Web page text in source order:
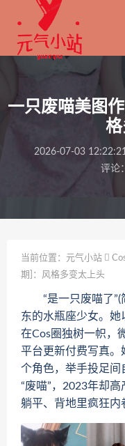
一只废喵美图
2026-07-03
评论：
当前位置： 元气小站
期]：风格多变太上头
“是一只废喵了”(
东的水瓶座少女。她
在Cos圈独树一帜，
平台更新付费写真。
个角色，举手投足间
“废喵”，2023年却
躺平、背地里疯狂内